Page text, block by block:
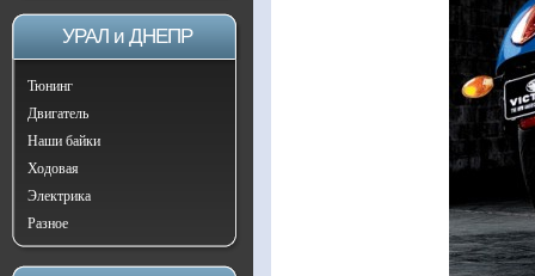
УРАЛ и ДНЕПР
Тюнинг
Двигатель
Наши байки
Ходовая
Электрика
Разное